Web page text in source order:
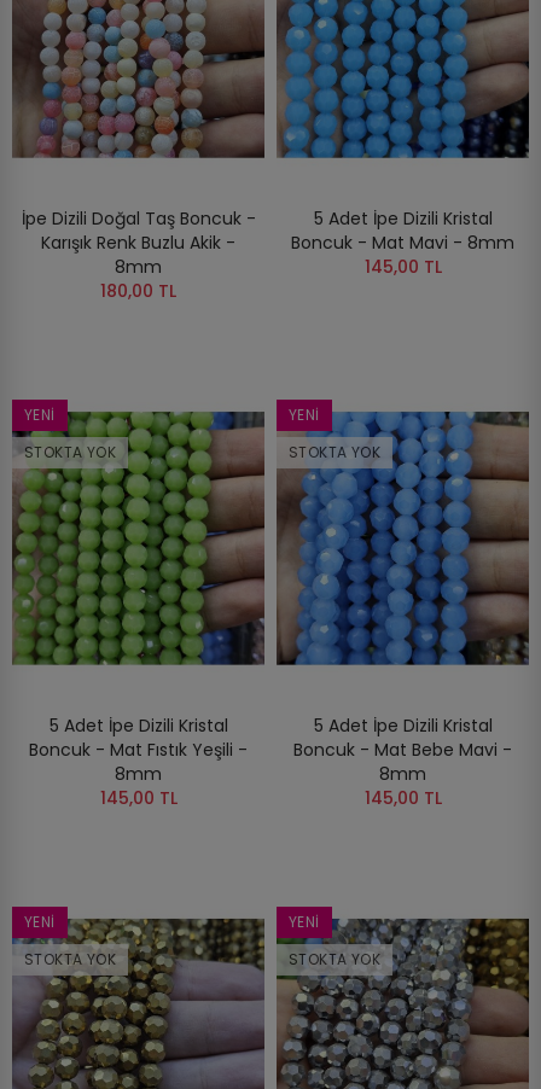
İpe Dizili Doğal Taş Boncuk -
Karışık Renk Buzlu Akik -
8mm
180,00 TL
5 Adet İpe Dizili Kristal
Boncuk - Mat Mavi - 8mm
145,00 TL
YENI
STOKTA YOK
5 Adet İpe Dizili Kristal
Boncuk - Mat Fıstık Yeşili -
8mm
145,00 TL
YENI
STOKTA YOK
5 Adet İpe Dizili Kristal
Boncuk - Mat Bebe Mavi -
8mm
145,00 TL
YENI
STOKTA YOK
YENI
STOKTA YOK